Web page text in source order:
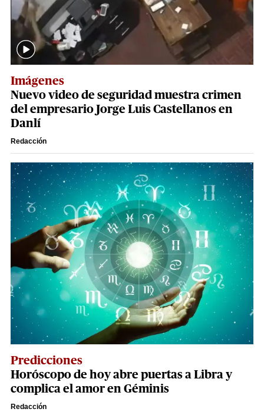
Imágenes
Nuevo video de seguridad muestra crimen
del empresario Jorge Luis Castellanos en
Danlí
Redacción
Predicciones
Horóscopo de hoy abre puertas a Libra y
complica el amor en Géminis
Redacción